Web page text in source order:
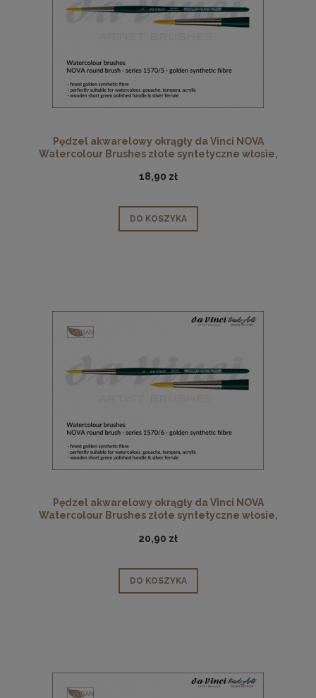
Pędzel akwarelowy okrągły da Vinci NOVA
Watercolour Brushes złote syntetyczne włosie,
18,90 zł
DO KOSZYKA
Pędzel akwarelowy okrągły da Vinci NOVA
Watercolour Brushes złote syntetyczne włosie,
20,90 zł
DO KOSZYKA